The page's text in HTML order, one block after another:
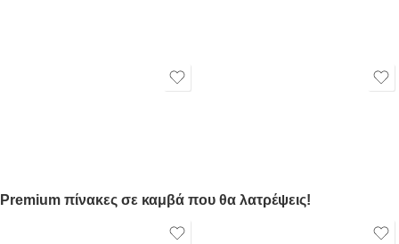
Premium πίνακες σε καμβά που θα λατρέψεις!